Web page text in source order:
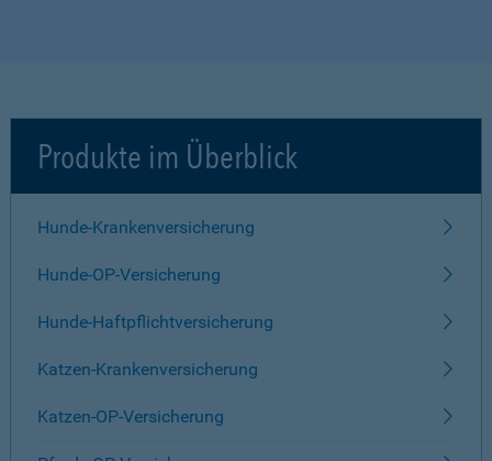
Produkte im Überblick
Hunde-Krankenversicherung
Hunde-OP-Versicherung
Hunde-Haftpflichtversicherung
Katzen-Krankenversicherung
Katzen-OP-Versicherung